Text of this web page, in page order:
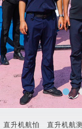
直升机航怕 直升机航测